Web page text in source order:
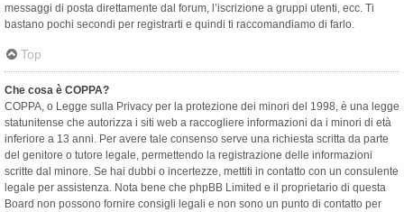
messaggi di posta direttamente dal forum, l’iscrizione a gruppi utenti, ecc. Ti
bastano pochi secondi per registrarti e quindi ti raccomandiamo di farlo.
Top
Che cosa è COPPA?
COPPA, o Legge sulla Privacy per la protezione dei minori del 1998, è una legge
statunitense che autorizza i siti web a raccogliere informazioni da i minori di età
inferiore a 13 anni. Per avere tale consenso serve una richiesta scritta da parte
del genitore o tutore legale, permettendo la registrazione delle informazioni
scritte dal minore. Se hai dubbi o incertezze, mettiti in contatto con un consulente
legale per assistenza. Nota bene che phpBB Limited e il proprietario di questa
Board non possono fornire consigli legali e non sono un punto di contatto per